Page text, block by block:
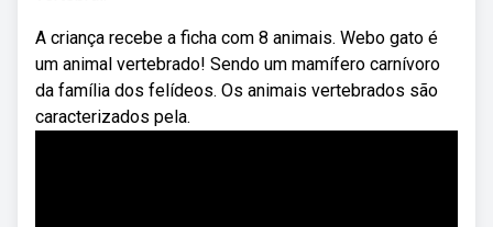
A criança recebe a ficha com 8 animais. Webo gato é
um animal vertebrado! Sendo um mamífero carnívoro
da família dos felídeos. Os animais vertebrados são
caracterizados pela.